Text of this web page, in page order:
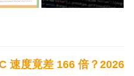
速度竟差 166 倍？2026